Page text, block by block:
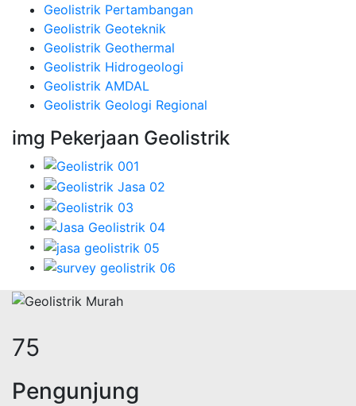
Geolistrik Pertambangan
Geolistrik Geoteknik
Geolistrik Geothermal
Geolistrik Hidrogeologi
Geolistrik AMDAL
Geolistrik Geologi Regional
img Pekerjaan Geolistrik
95
Pengunjung